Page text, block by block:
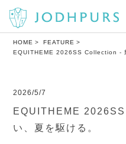
HOME
FEATURE
EQUITHEME 2026SS Collection -
2026/5/7
EQUITHEME
い、夏を駆ける。